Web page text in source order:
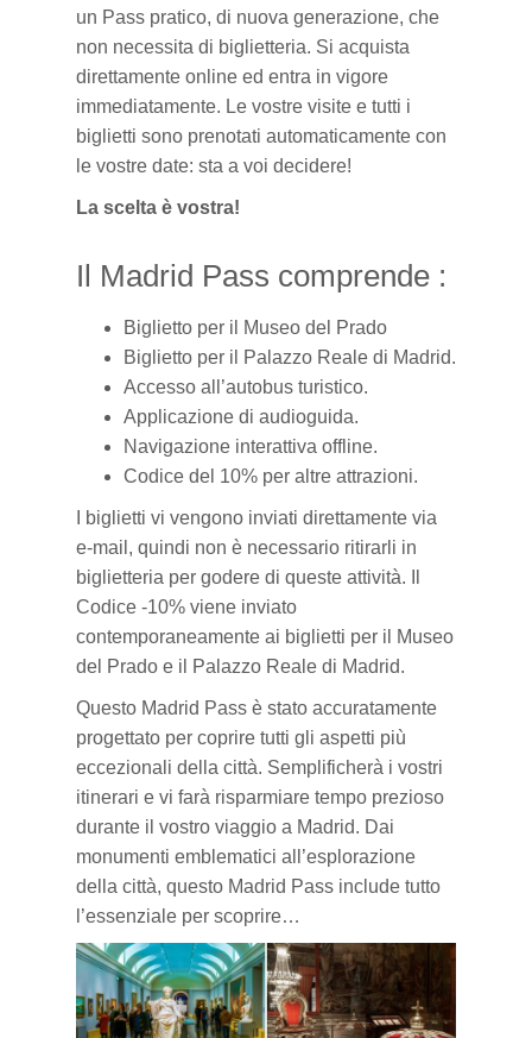
un Pass pratico, di nuova generazione, che
non necessita di biglietteria. Si acquista
direttamente online ed entra in vigore
immediatamente. Le vostre visite e tutti i
biglietti sono prenotati automaticamente con
le vostre date: sta a voi decidere!
La scelta è vostra!
Il Madrid Pass comprende :
Biglietto per il Museo del Prado
Biglietto per il Palazzo Reale di Madrid.
Accesso all’autobus turistico.
Applicazione di audioguida.
Navigazione interattiva offline.
Codice del 10% per altre attrazioni.
I biglietti vi vengono inviati direttamente via
e-mail, quindi non è necessario ritirarli in
biglietteria per godere di queste attività. Il
Codice -10% viene inviato
contemporaneamente ai biglietti per il Museo
del Prado e il Palazzo Reale di Madrid.
Questo Madrid Pass è stato accuratamente
progettato per coprire tutti gli aspetti più
eccezionali della città. Semplificherà i vostri
itinerari e vi farà risparmiare tempo prezioso
durante il vostro viaggio a Madrid. Dai
monumenti emblematici all’esplorazione
della città, questo Madrid Pass include tutto
l’essenziale per scoprire…